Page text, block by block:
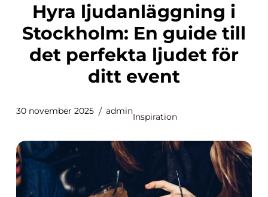
Hyra ljudanläggning i
Stockholm: En guide till
det perfekta ljudet för
ditt event
30 november 2025 admin
Inspiration